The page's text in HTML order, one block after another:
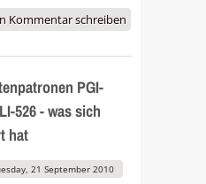
Resetter für Canon CLI-
Kommentar schreiben
PGI-
526 - was sich
hat
21 September 2010